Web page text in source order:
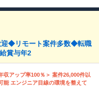
迎◆リモート案件多数◆転職
賞与年2
収アップ率100％＞ 案件26,000件以
能 エンジニア目線の環境を整えて